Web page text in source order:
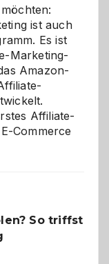
ist auch
Es ist
Marketing-
Amazon-
Affiliate-
Commerce
So triffst